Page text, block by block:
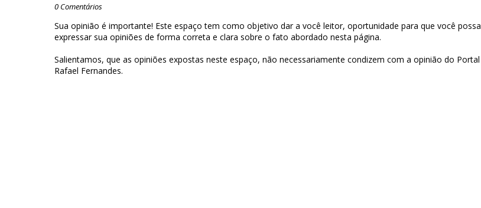
0 Comentários
Sua opinião é importante! Este espaço tem como objetivo dar a você leitor, oportunidade para que você possa
expressar sua opiniões de forma correta e clara sobre o fato abordado nesta página.
Salientamos, que as opiniões expostas neste espaço, não necessariamente condizem com a opinião do Portal
Rafael Fernandes.